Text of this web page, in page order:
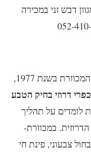
דבש זני במכירה
ג'מאל חיר הקים את המכוורת בשנת 1977,
דרוזי בחיק הטבע
לומדים על תהליך
במכוורת-
צבעוני, פינת חי